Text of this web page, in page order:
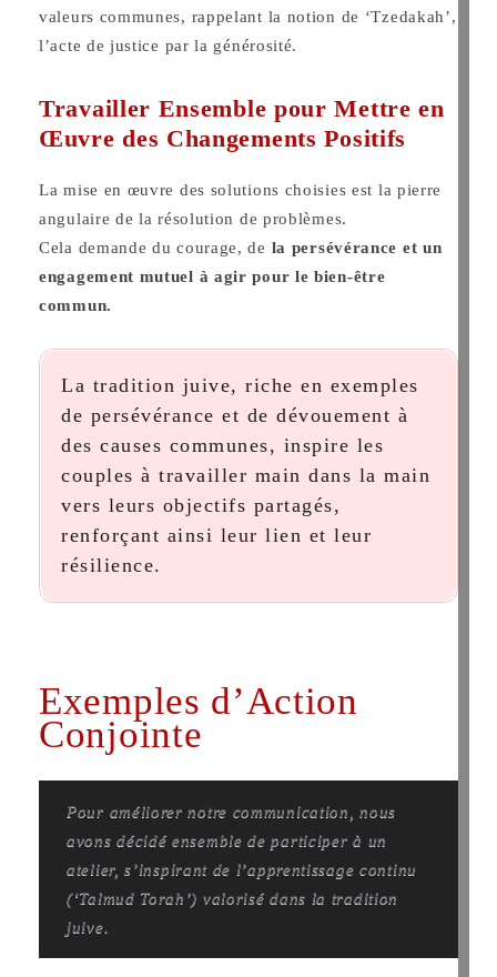
valeurs communes, rappelant la notion de ‘Tzedakah’,
l’acte de justice par la générosité.
Travailler Ensemble pour Mettre en
Œuvre des Changements Positifs
La mise en œuvre des solutions choisies est la pierre
angulaire de la résolution de problèmes.
Cela demande du courage, de la persévérance et un
engagement mutuel à agir pour le bien-être
commun.
La tradition juive, riche en exemples
de persévérance et de dévouement à
des causes communes, inspire les
couples à travailler main dans la main
vers leurs objectifs partagés,
renforçant ainsi leur lien et leur
résilience.
Exemples d’Action
Conjointe
Pour améliorer notre communication, nous
avons décidé ensemble de participer à un
atelier, s’inspirant de l’apprentissage continu
(‘Talmud Torah’) valorisé dans la tradition
juive.